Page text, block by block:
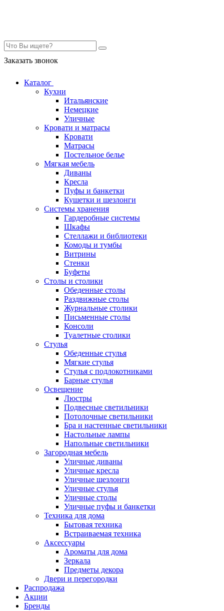
Заказать звонок
Каталог
Кухни
Итальянские
Немецкие
Уличные
Кровати и матрасы
Кровати
Матрасы
Постельное белье
Мягкая мебель
Диваны
Кресла
Пуфы и банкетки
Кушетки и шезлонги
Системы хранения
Гардеробные системы
Шкафы
Стеллажи и библиотеки
Комоды и тумбы
Витрины
Стенки
Буфеты
Столы и столики
Обеденные столы
Раздвижные столы
Журнальные столики
Письменные столы
Консоли
Туалетные столики
Стулья
Обеденные стулья
Мягкие стулья
Стулья с подлокотниками
Барные стулья
Освещение
Люстры
Подвесные светильники
Потолочные светильники
Бра и настенные светильники
Настольные лампы
Напольные светильники
Загородная мебель
Уличные диваны
Уличные кресла
Уличные шезлонги
Уличные стулья
Уличные столы
Уличные пуфы и банкетки
Техника для дома
Бытовая техника
Встраиваемая техника
Аксессуары
Ароматы для дома
Зеркала
Предметы декора
Двери и перегородки
Распродажа
Акции
Бренды